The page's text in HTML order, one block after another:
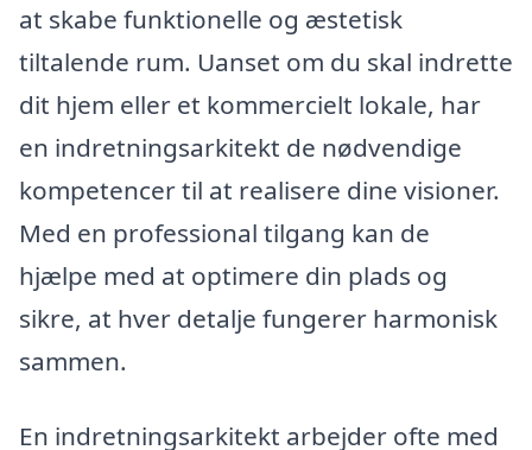
at skabe funktionelle og æstetisk
tiltalende rum. Uanset om du skal indrette
dit hjem eller et kommercielt lokale, har
en indretningsarkitekt de nødvendige
kompetencer til at realisere dine visioner.
Med en professional tilgang kan de
hjælpe med at optimere din plads og
sikre, at hver detalje fungerer harmonisk
sammen.
En indretningsarkitekt arbejder ofte med